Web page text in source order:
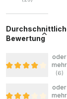
Bewertung
oder
mehr
(6)
oder
mehr